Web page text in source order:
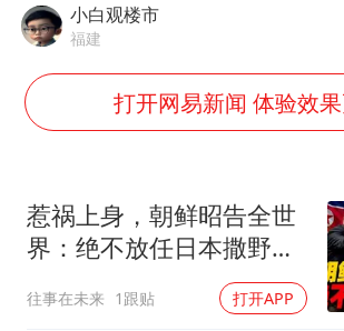
小白观楼市
福建
打开网易新闻 体验效
惹祸上身，朝鲜昭告全世
界：绝不放任日本撒野！
往事在未来 1跟贴 打开APP